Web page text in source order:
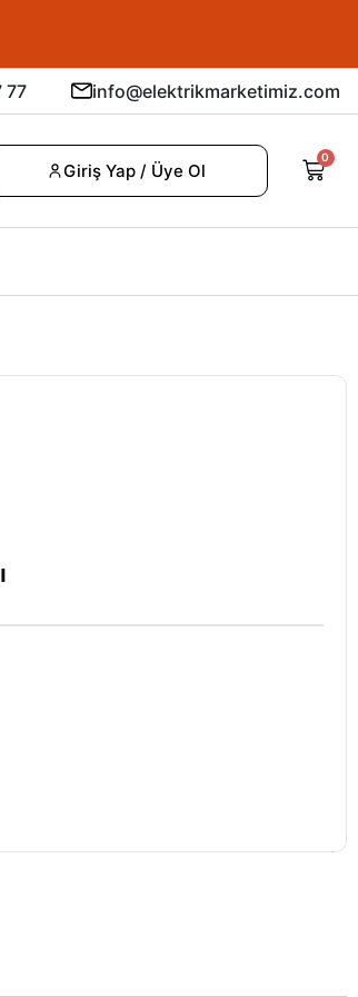
77 info@elektrikmarketimiz.com
Giriş Yap / Üye Ol
0